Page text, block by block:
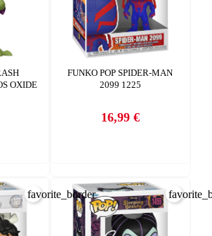
OXIDE
FUNKO POP SPIDER-MAN
2099 1225
Precio
16,99 €
favorite_border